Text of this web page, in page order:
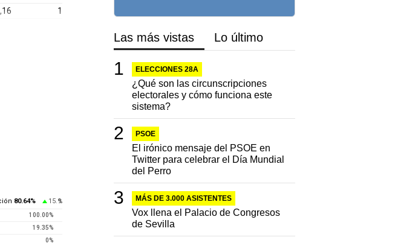
1
80.64% 15.9%
100.00%
19.35%
0%
Las más vistas Lo último
ELECCIONES 28A
¿Qué son las circunscripciones
electorales y cómo funciona este
sistema?
PSOE
El irónico mensaje del PSOE en
Twitter para celebrar el Día Mundial
del Perro
MÁS DE 3.000 ASISTENTES
Vox llena el Palacio de Congresos
de Sevilla